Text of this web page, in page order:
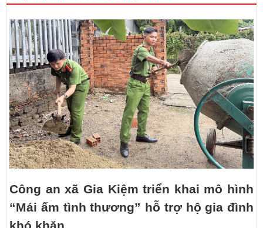
Công an xã Gia Kiệm triển khai mô hình
“Mái ấm tình thương” hỗ trợ hộ gia đình